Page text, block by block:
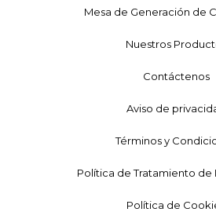
Mesa de Generación de
Nuestros
Contáctenos
Aviso de
Términos y
Política de Tratamiento de
Política de